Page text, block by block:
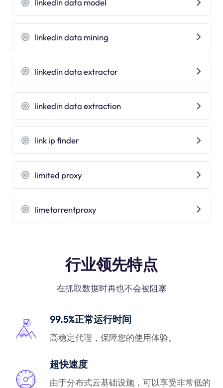
linkedin data model
linkedin data mining
linkedin data extractor
linkedin data extraction
link ip finder
limited proxy
limetorrentproxy
行业领先特点
在抓取数据时再也不会被阻塞
99.5%正常运行时间
高稳定代理，保障您的使用体验。
超快速度
由于分布式云基础设施，可以享受非常低的